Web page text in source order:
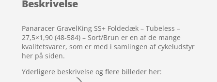
på
mmelser
Beskrivelse
Panaracer GravelKing SS+ Foldedæk – Tubeless –
27,5×1,90 (48-584) – Sort/Brun er en af de mange
kvalitetsvarer, som er med i samlingen af cykeludstyr
her på siden.
Yderligere beskrivelse og flere billeder her: